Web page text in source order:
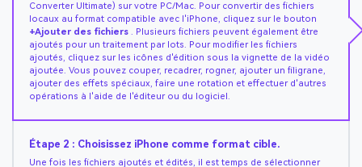
Converter Ultimate) sur votre PC/Mac. Pour convertir des fichiers
locaux au format compatible avec l'iPhone, cliquez sur le bouton
+Ajouter des fichiers. Plusieurs fichiers peuvent également être
ajoutés pour un traitement par lots. Pour modifier les fichiers
ajoutés, cliquez sur les icônes d'édition sous la vignette de la vidéo
ajoutée. Vous pouvez couper, recadrer, rogner, ajouter un filigrane,
ajouter des effets spéciaux, faire une rotation et effectuer d'autres
opérations à l'aide de l'éditeur ou du logiciel.
Étape 2 : Choisissez iPhone comme format cible.
Une fois les fichiers ajoutés et édités, il est temps de sélectionner